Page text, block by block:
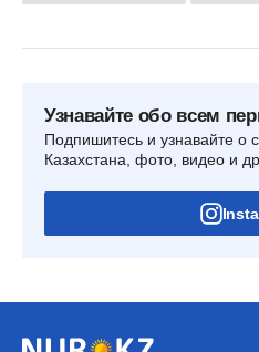
Узнавайте обо всем
Подпишитесь и узнавайте о
Казахстана, фото, видео и